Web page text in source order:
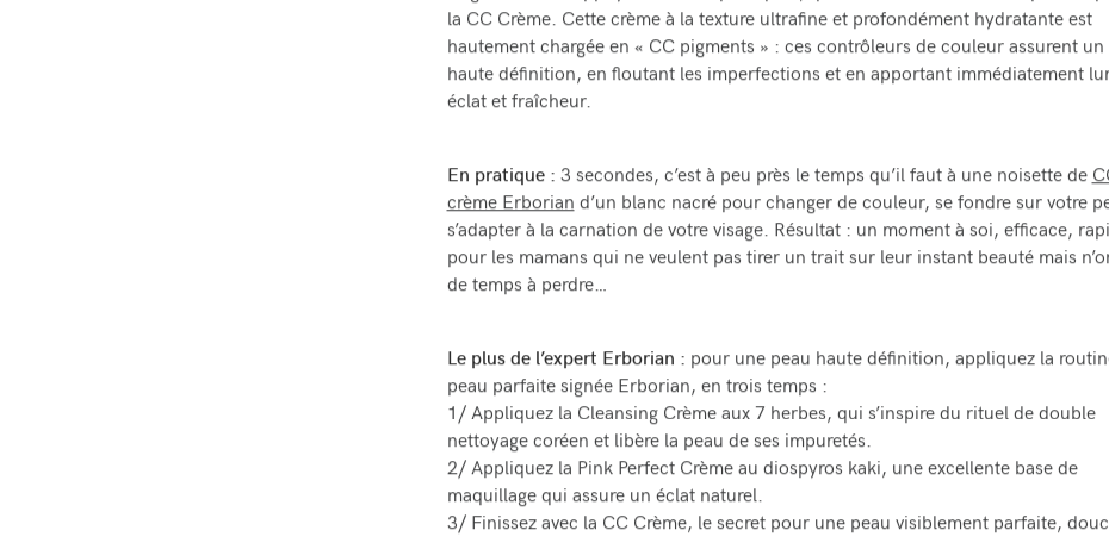
la CC Crème. Cette crème à la texture ultrafine et profondément hydratante est
hautement chargée en « CC pigments » : ces contrôleurs de couleur assurent
haute définition, en floutant les imperfections et en apportant immédiatement
éclat et fraîcheur.
En pratique : 3 secondes, c’est à peu près le temps qu’il faut à une noisette de
crème Erboriand’un blanc nacré pour changer de couleur, se fondre sur votre
s’adapter à la carnation de votre visage. Résultat : un moment à soi, efficace,
pour les mamans qui ne veulent pas tirer un trait sur leur instant beauté mais
de temps à perdre…
Le plus de l’expert Erborian : pour une peau haute définition, appliquez la
peau parfaite signée Erborian, en trois temps :
1/ Appliquez la Cleansing Crème aux 7 herbes, qui s’inspire du rituel de double
nettoyage coréen et libère la peau de ses impuretés.
2/ Appliquez la Pink Perfect Crème au diospyros kaki, une excellente base de
maquillage qui assure un éclat naturel.
3/ Finissez avec la CC Crème, le secret pour une peau visiblement parfaite,